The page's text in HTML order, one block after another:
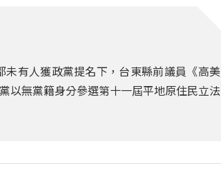
有人獲政黨提名下，台東縣前議員《高美
以無黨籍身分參選第十一屆平地原住民立法